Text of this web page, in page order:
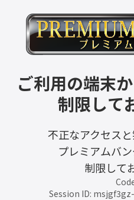
ご利用の端末
制限して
不正なアクセスと
プレミアムバ
制限して
Session ID: